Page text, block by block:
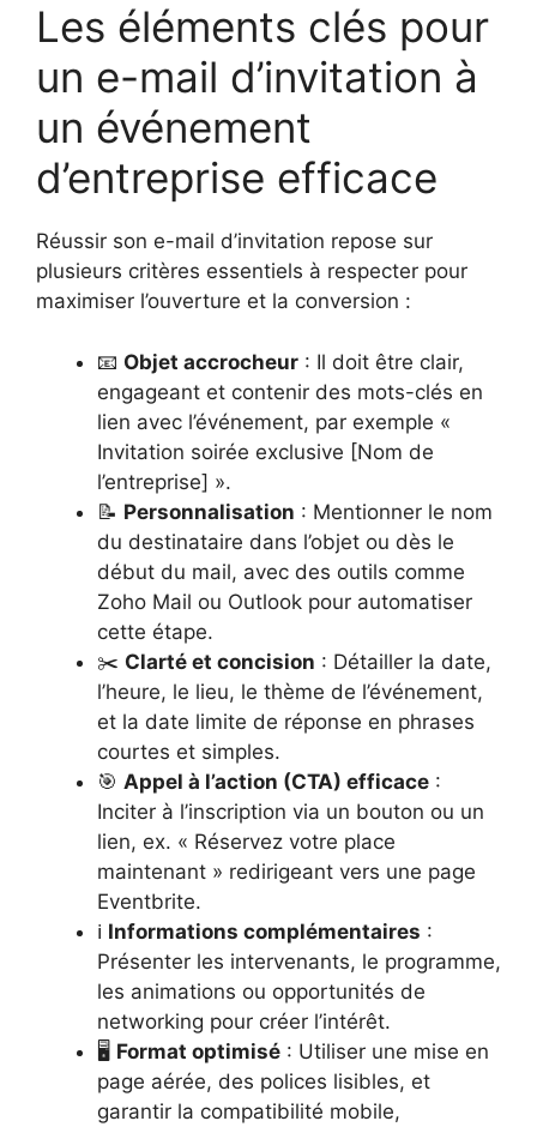
Les éléments clés pour
un e-mail d’invitation à
un événement
d’entreprise efficace
Réussir son e-mail d’invitation repose sur
plusieurs critères essentiels à respecter pour
maximiser l’ouverture et la conversion :
📧 Objet accrocheur : Il doit être clair,
engageant et contenir des mots-clés en
lien avec l’événement, par exemple «
Invitation soirée exclusive [Nom de
l’entreprise] ».
📝 Personnalisation : Mentionner le nom
du destinataire dans l’objet ou dès le
début du mail, avec des outils comme
Zoho Mail ou Outlook pour automatiser
cette étape.
✂️ Clarté et concision : Détailler la date,
l’heure, le lieu, le thème de l’événement,
et la date limite de réponse en phrases
courtes et simples.
🎯 Appel à l’action (CTA) efficace :
Inciter à l’inscription via un bouton ou un
lien, ex. « Réservez votre place
maintenant » redirigeant vers une page
Eventbrite.
ℹ️ Informations complémentaires :
Présenter les intervenants, le programme,
les animations ou opportunités de
networking pour créer l’intérêt.
🖥️ Format optimisé : Utiliser une mise en
page aérée, des polices lisibles, et
garantir la compatibilité mobile,